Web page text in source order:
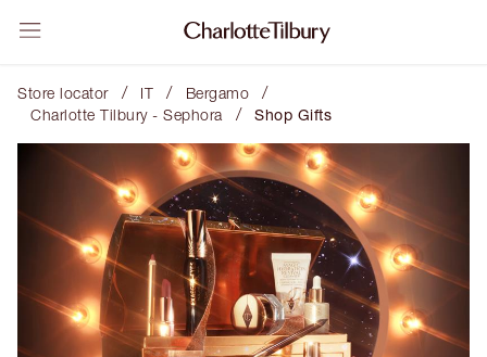
Store locator / IT / Bergamo /
Charlotte Tilbury - Sephora / Shop Gifts